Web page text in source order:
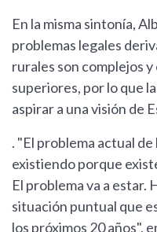
En la misma sintonía,
problemas legales
rurales son complejos
superiores, por lo que
aspirar a una visión de
. "El problema actual
existiendo porque
El problema va a estar.
situación puntual que
los próximos 20 años",